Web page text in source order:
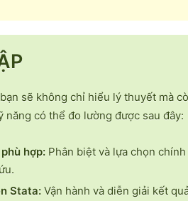
sẽ không chỉ hiểu lý thuyết mà
có thể đo lường được sau đây:
hợp: Phân biệt và lựa chọn
Stata: Vận hành và diễn giải kết